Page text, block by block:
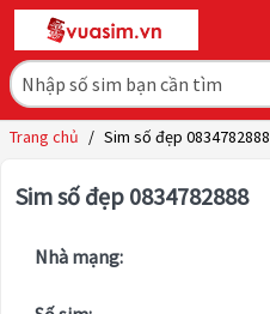
Trang chủ / Sim số đẹp 0834782888
Sim số đẹp 0834782888
Nhà mạng: